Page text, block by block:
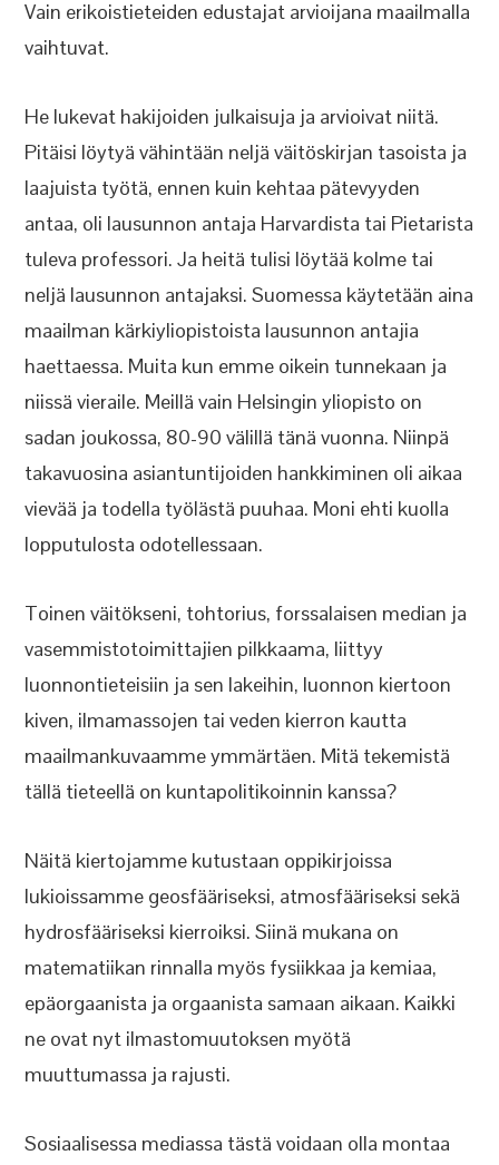
Vain erikoistieteiden edustajat arvioijana maailmalla
vaihtuvat.
He lukevat hakijoiden julkaisuja ja arvioivat niitä.
Pitäisi löytyä vähintään neljä väitöskirjan tasoista ja
laajuista työtä, ennen kuin kehtaa pätevyyden
antaa, oli lausunnon antaja Harvardista tai Pietarista
tuleva professori. Ja heitä tulisi löytää kolme tai
neljä lausunnon antajaksi. Suomessa käytetään aina
maailman kärkiyliopistoista lausunnon antajia
haettaessa. Muita kun emme oikein tunnekaan ja
niissä vieraile. Meillä vain Helsingin yliopisto on
sadan joukossa, 80-90 välillä tänä vuonna. Niinpä
takavuosina asiantuntijoiden hankkiminen oli aikaa
vievää ja todella työlästä puuhaa. Moni ehti kuolla
lopputulosta odotellessaan.
Toinen väitökseni, tohtorius, forssalaisen median ja
vasemmistotoimittajien pilkkaama, liittyy
luonnontieteisiin ja sen lakeihin, luonnon kiertoon
kiven, ilmamassojen tai veden kierron kautta
maailmankuvaamme ymmärtäen. Mitä tekemistä
tällä tieteellä on kuntapolitikoinnin kanssa?
Näitä kiertojamme kutustaan oppikirjoissa
lukioissamme geosfääriseksi, atmosfääriseksi sekä
hydrosfääriseksi kierroiksi. Siinä mukana on
matematiikan rinnalla myös fysiikkaa ja kemiaa,
epäorgaanista ja orgaanista samaan aikaan. Kaikki
ne ovat nyt ilmastomuutoksen myötä
muuttumassa ja rajusti.
Sosiaalisessa mediassa tästä voidaan olla montaa